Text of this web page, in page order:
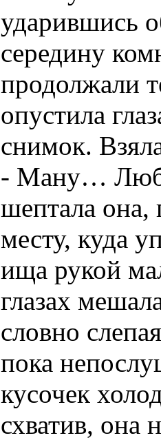
ударившись
середину
продолжали
опустила
снимок.
- Ману…
шептала она,
месту, куда
ища рукой
глазах
словно
пока
кусочек
схватив, она